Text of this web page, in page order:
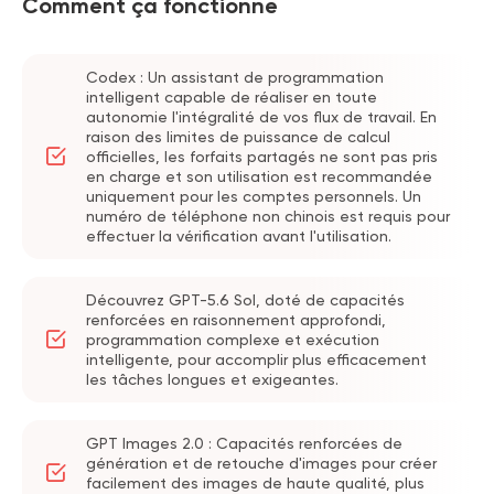
Pro— parfaits pour trouver des informations
précises, effectuer des recherches
approfondies, et bien plus encore.
Pourquoi choisir GamsGo pour acheter un
compte ChatGPT ?
Parce que c’est abordable, facile à utiliser et
fiable.
20 $ par mois. Sur GamsGo, vous pouvez
économiser entre 60 et 70 % tout en
bénéficiant d’un accès complet.
Après avoir passé votre commande, il suffit de
utiliser ChatGPT Plus. Et si vous avez besoin
d’aide, notre support client 24h/24 est
disponible et répond généralement en
Comment ça fonctionne
Codex : Un assistant de programmation
intelligent capable de réaliser en toute
autonomie l'intégralité de vos flux de travail. En
raison des limites de puissance de calcul
officielles, les forfaits partagés ne sont pas pris
en charge et son utilisation est recommandée
uniquement pour les comptes personnels. Un
numéro de téléphone non chinois est requis pour
effectuer la vérification avant l'utilisation.
Découvrez GPT-5.6 Sol, doté de capacités
renforcées en raisonnement approfondi,
programmation complexe et exécution
intelligente, pour accomplir plus efficacement
les tâches longues et exigeantes.
GPT Images 2.0 : Capacités renforcées de
génération et de retouche d'images pour créer
facilement des images de haute qualité, plus